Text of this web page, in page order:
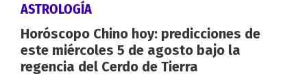
ASTROLOGÍA
Horóscopo Chino hoy: predicciones de
este miércoles 5 de agosto bajo la
regencia del Cerdo de Tierra